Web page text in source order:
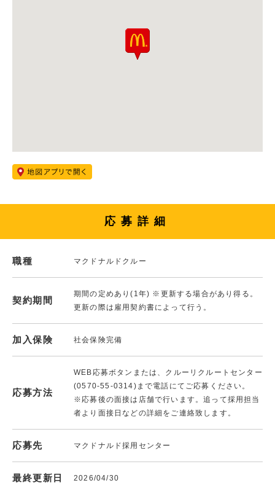
応募詳細
職種 マクドナルドクルー
契約期間
期間の定めあり(1年) ※更新する場合があり得る。
更新の際は雇用契約書によって行う。
加入保険 社会保険完備
応募方法
WEB応募ボタンまたは、クルーリクルートセンター
(0570-55-0314)まで電話にてご応募ください。
※応募後の面接は店舗で行います。追って採用担当
者より面接日などの詳細をご連絡致します。
応募先 マクドナルド採用センター
最終更新日 2026/04/30